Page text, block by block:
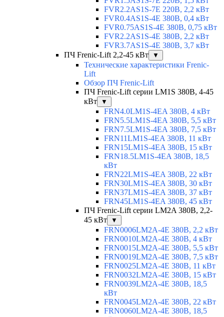
FVR2.2AS1S-7E 220В, 2,2 кВт
FVR0.4AS1S-4E 380В, 0,4 кВт
FVR0.75AS1S-4E 380В, 0,75 кВт
FVR2.2AS1S-4E 380В, 2,2 кВт
FVR3.7AS1S-4E 380В, 3,7 кВт
ПЧ Frenic-Lift 2,2-45 кВт
▼
Технические характеристики Frenic-
Lift
Обзор ПЧ Frenic-Lift
ПЧ Frenic-Lift серии LM1S 380В, 4-45
кВт
▼
FRN4.0LM1S-4EA 380В, 4 кВт
FRN5.5LM1S-4EA 380В, 5,5 кВт
FRN7.5LM1S-4EA 380В, 7,5 кВт
FRN11LM1S-4EA 380В, 11 кВт
FRN15LM1S-4EA 380В, 15 кВт
FRN18.5LM1S-4EA 380В, 18,5
кВт
FRN22LM1S-4EA 380В, 22 кВт
FRN30LM1S-4EA 380В, 30 кВт
FRN37LM1S-4EA 380В, 37 кВт
FRN45LM1S-4EA 380В, 45 кВт
ПЧ Frenic-Lift серии LM2A 380В, 2,2-
45 кВт
▼
FRN0006LM2A-4E 380В, 2,2 кВт
FRN0010LM2A-4E 380В, 4 кВт
FRN0015LM2A-4E 380В, 5,5 кВт
FRN0019LM2A-4E 380В, 7,5 кВт
FRN0025LM2A-4E 380В, 11 кВт
FRN0032LM2A-4E 380В, 15 кВт
FRN0039LM2A-4E 380В, 18,5
кВт
FRN0045LM2A-4E 380В, 22 кВт
FRN0060LM2A-4E 380В, 18,5